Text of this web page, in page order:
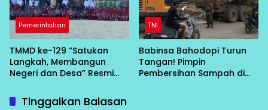
Pemerintahan
TMMD ke-129 “Satukan
Langkah, Membangun
Negeri dan Desa” Resmi
TNI
Babinsa Bahodopi Turun
Tangan! Pimpin
Pembersihan Sampah di
Tinggalkan Balasan